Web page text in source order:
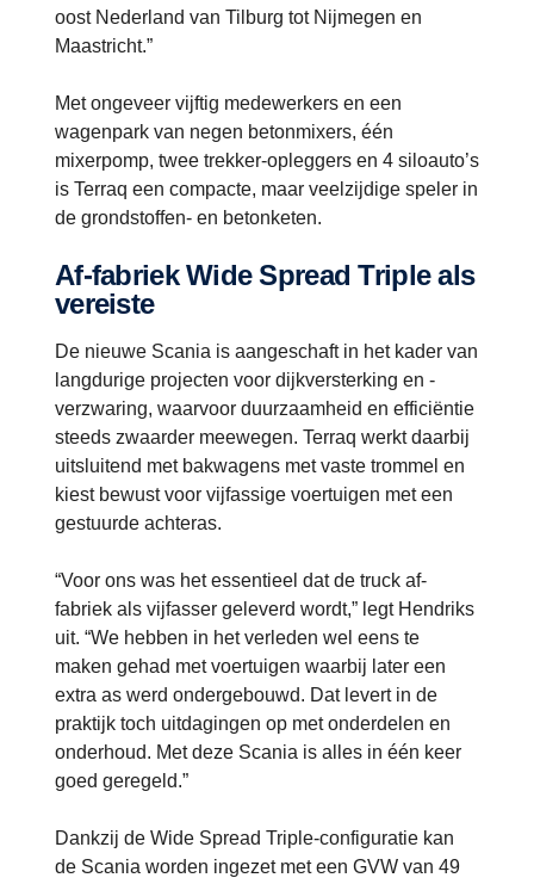
oost Nederland van Tilburg tot Nijmegen en
Maastricht.”
Met ongeveer vijftig medewerkers en een
wagenpark van negen betonmixers, één
mixerpomp, twee trekker-opleggers en 4 siloauto’s
is Terraq een compacte, maar veelzijdige speler in
de grondstoffen- en betonketen.
Af-fabriek Wide Spread Triple als
vereiste
De nieuwe Scania is aangeschaft in het kader van
langdurige projecten voor dijkversterking en -
verzwaring, waarvoor duurzaamheid en efficiëntie
steeds zwaarder meewegen. Terraq werkt daarbij
uitsluitend met bakwagens met vaste trommel en
kiest bewust voor vijfassige voertuigen met een
gestuurde achteras.
“Voor ons was het essentieel dat de truck af-
fabriek als vijfasser geleverd wordt,” legt Hendriks
uit. “We hebben in het verleden wel eens te
maken gehad met voertuigen waarbij later een
extra as werd ondergebouwd. Dat levert in de
praktijk toch uitdagingen op met onderdelen en
onderhoud. Met deze Scania is alles in één keer
goed geregeld.”
Dankzij de Wide Spread Triple-configuratie kan
de Scania worden ingezet met een GVW van 49